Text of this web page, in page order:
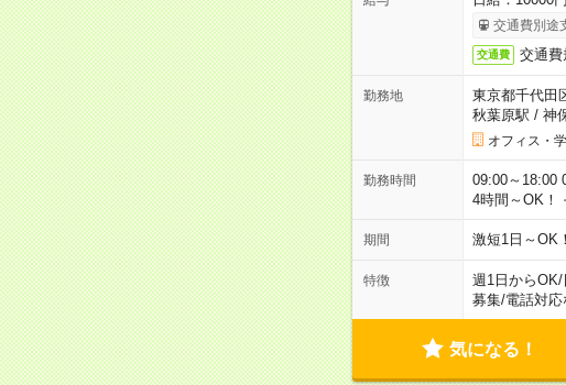
交通費別途
交通費 交通費
勤務地
東京都千代田
秋葉原駅 / 神
オフィス・
勤務時間
09:00～18:00
4時間～OK！
期間 激短1日～OK
特徴 週1日からOK/
募集/電話対応
気になる！